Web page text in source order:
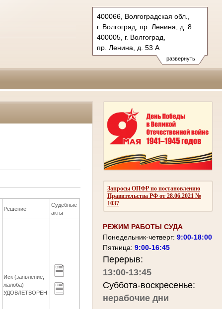
развернуть
400066, Волгоградская обл.,
г. Волгоград, пр. Ленина, д. 8
400005, г. Волгоград,
пр. Ленина, д. 53 А
Тел.: (8442) 38-21-98, 23-87-44
oblsud.vol@sudrf.ru
Запросы ОПФР по постановлению
Правительства РФ от 28.06.2021 №
1037
РЕЖИМ РАБОТЫ СУДА
Понедельник-четверг: 9:00-18:00
Пятница: 9:00-16:45
Перерыв:
13:00-13:45
Суббота-воскресенье:
нерабочие дни
Решение
Судебные
акты
Иск (заявление,
жалоба)
УДОВЛЕТВОРЕН